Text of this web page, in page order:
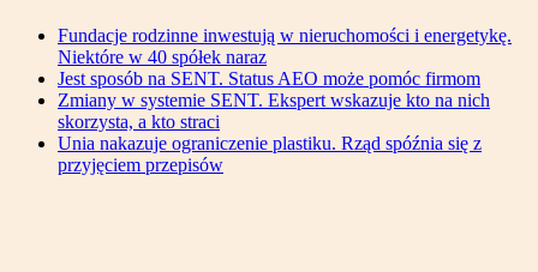
Fundacje rodzinne inwestują w nieruchomości i energetykę.
Niektóre w 40 spółek naraz
Jest sposób na SENT. Status AEO może pomóc firmom
Zmiany w systemie SENT. Ekspert wskazuje kto na nich
skorzysta, a kto straci
Unia nakazuje ograniczenie plastiku. Rząd spóźnia się z
przyjęciem przepisów